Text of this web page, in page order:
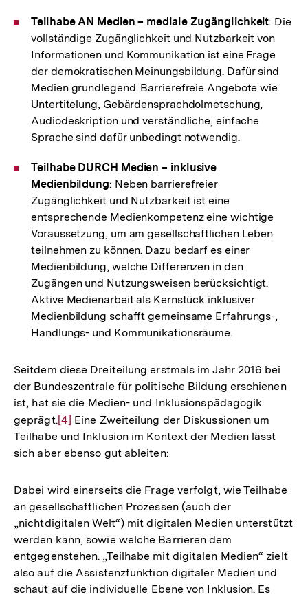
Teilhabe AN Medien – mediale Zugänglichkeit: Die
vollständige Zugänglichkeit und Nutzbarkeit von
Informationen und Kommunikation ist eine Frage
der demokratischen Meinungsbildung. Dafür sind
Medien grundlegend. Barrierefreie Angebote wie
Untertitelung, Gebärdensprachdolmetschung,
Audiodeskription und verständliche, einfache
Sprache sind dafür unbedingt notwendig.
Teilhabe DURCH Medien – inklusive
Medienbildung: Neben barrierefreier
Zugänglichkeit und Nutzbarkeit ist eine
entsprechende Medienkompetenz eine wichtige
Voraussetzung, um am gesellschaftlichen Leben
teilnehmen zu können. Dazu bedarf es einer
Medienbildung, welche Differenzen in den
Zugängen und Nutzungsweisen berücksichtigt.
Aktive Medienarbeit als Kernstück inklusiver
Medienbildung schafft gemeinsame Erfahrungs-,
Handlungs- und Kommunikationsräume.
Seitdem diese Dreiteilung erstmals im Jahr 2016 bei
der Bundeszentrale für politische Bildung erschienen
ist, hat sie die Medien- und Inklusionspädagogik
geprägt.Zur
Auflösung
der
[4] Eine Zweiteilung der Diskussionen um
Teilhabe und Inklusion im Kontext der Medien lässt
sich aber ebenso gut ableiten:
Dabei wird einerseits die Frage verfolgt, wie Teilhabe
an gesellschaftlichen Prozessen (auch der
„nichtdigitalen Welt“) mit digitalen Medien unterstützt
werden kann, sowie welche Barrieren dem
entgegenstehen. „Teilhabe mit digitalen Medien“ zielt
also auf die Assistenzfunktion digitaler Medien und
schaut auf die individuelle Ebene von Inklusion. Es